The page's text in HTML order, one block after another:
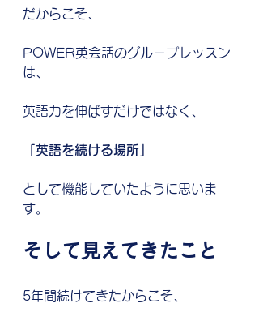
だからこそ、
POWER英会話のグループレッスン
は、
英語力を伸ばすだけではなく、
「英語を続ける場所」
として機能していたように思いま
す。
そして見えてきたこと
5年間続けてきたからこそ、